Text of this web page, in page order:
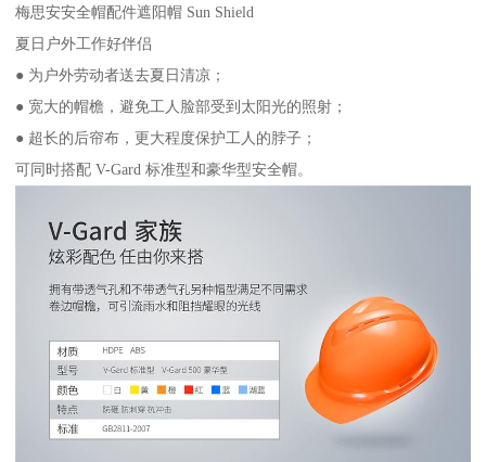
梅思安安全帽配件遮阳帽 Sun Shield
夏日户外工作好伴侣
● 为户外劳动者送去夏日清凉；
● 宽大的帽檐，避免工人脸部受到太阳光的照射；
● 超长的后帘布，更大程度保护工人的脖子；
可同时搭配 V-Gard 标准型和豪华型安全帽。